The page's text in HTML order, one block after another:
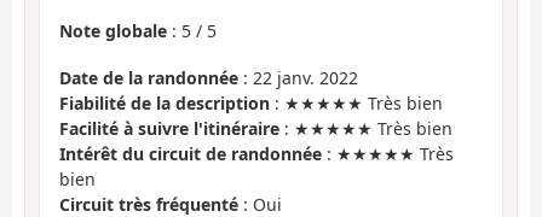
Note globale : 5 / 5
Date de la randonnée : 22 janv. 2022
Fiabilité de la description : ★★★★★ Très bien
Facilité à suivre l'itinéraire : ★★★★★ Très bien
Intérêt du circuit de randonnée : ★★★★★ Très
bien
Circuit très fréquenté : Oui